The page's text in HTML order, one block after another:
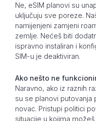
Ne, eSIM planovi su
uključuju sve poreze.
namijenjeni zamjeni
zemlje. Nećeš biti
ispravno instaliran i
SIM-u je deaktiviran.
Ako nešto ne
Naravno, ako iz raznih
su se planovi putovanja
novac. Pristupi politici
situacije u kojima